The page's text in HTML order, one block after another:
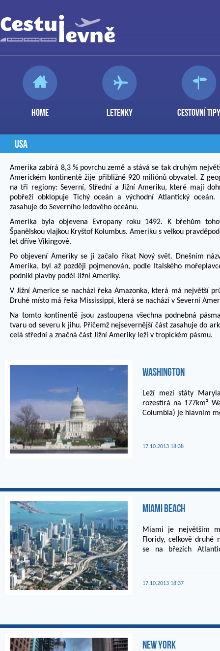
HOME LETENKY CESTOVNÍ TIPY
USA
Amerika zabírá 8,3 % povrchu země a stává se tak druhým
Americkém kontinentě žije přibližně 920 miliónů obyvatel. Z
na tři regiony: Severní, Střední a Jižní Ameriku, které mají
pobřeží obklopuje Tichý oceán a východní Atlantický oceán.
zasahuje do Severního ledového oceánu.
Amerika byla objevena Evropany roku 1492. K břehům
Španělskou vlajkou Kryštof Kolumbus. Ameriku s velkou
let dříve Vikingové.
Po objevení Ameriky se ji začalo říkat Nový svět. Dnešním
Amerika, byl až později pojmenován, podle Italského
podnikl plavby podél Jižní Ameriky.
V Jižní Americe se nachází řeka Amazonka, která má největší
Druhé místo má řeka Mississippi, která se nachází v Severní
Na tomto kontinentě jsou zastoupena všechna podnebná
tvaru od severu k jihu. Přičemž nejsevernější část zasahuje do
celá střední a značná část Jižní Ameriky leží v tropickém pásmu.
Washington
Leží mezi státy
rozestírá na 177km²
Columbia) je hlavním
17.10.2013 18:38
Miami Beach
Miami je největším
Floridy, celkově druhé
se na březích
17.10.2013 18:37
New York